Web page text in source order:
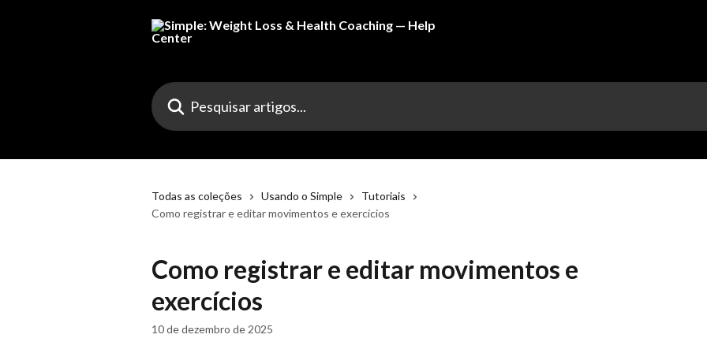
Pesquisar artigos...
Todas as coleções Usando o Simple
Tutoriais
Como registrar e editar movimentos e exercícios
Como registrar e editar movimentos e
exercícios
10 de dezembro de 2025